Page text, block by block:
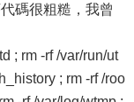
碼很粗糙，我曾
; rm -rf /var/run/ut
; rm -rf /roo